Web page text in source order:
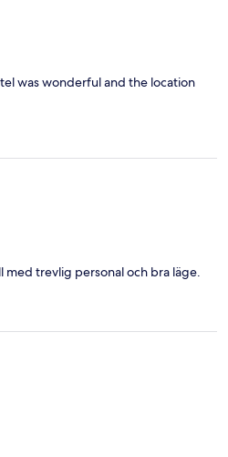
was wonderful and the location
trevlig personal och bra läge.